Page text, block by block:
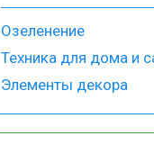
Озеленение
Техника для дома и
Элементы декора